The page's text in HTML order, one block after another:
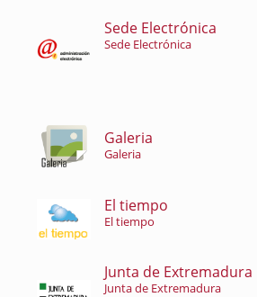
Sede Electrónica
Sede Electrónica
Galeria
Galeria
El tiempo
El tiempo
Junta de Extremadura
Junta de Extremadura